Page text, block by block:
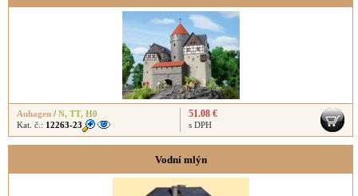
Auhagen / N, TT, H0
Kat. č.: 12263-23
51.08 €
s DPH
Vodní mlýn